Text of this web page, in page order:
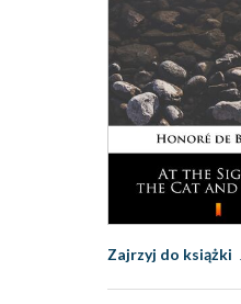
Zajrzyj do książki